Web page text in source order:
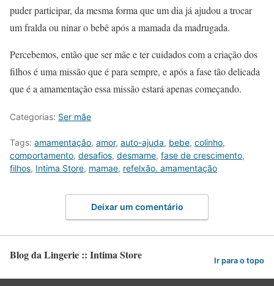
puder participar, da mesma forma que um dia já ajudou a trocar
um fralda ou ninar o bebê após a mamada da madrugada.
Percebemos, então que ser mãe e ter cuidados com a criação dos
filhos é uma missão que é para sempre, e após a fase tão delicada
que é a amamentação essa missão estará apenas começando.
Categorias: Ser mãe
Tags: amamentação, amor, auto-ajuda, bebe, colinho,
comportamento, desafios, desmame, fase de crescimento,
filhos, Intima Store, mamae, refelxão. amamentação
Deixar um comentário
Blog da Lingerie :: Intima Store Ir para o topo